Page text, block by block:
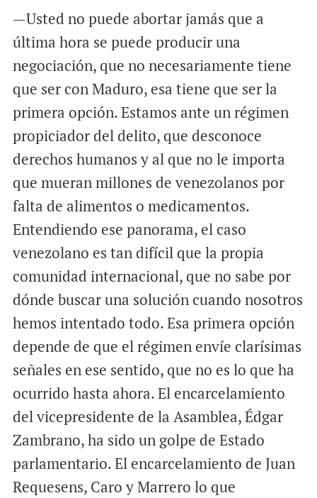
—Usted no puede abortar jamás que a
última hora se puede producir una
negociación, que no necesariamente tiene
que ser con Maduro, esa tiene que ser la
primera opción. Estamos ante un régimen
propiciador del delito, que desconoce
derechos humanos y al que no le importa
que mueran millones de venezolanos por
falta de alimentos o medicamentos.
Entendiendo ese panorama, el caso
venezolano es tan difícil que la propia
comunidad internacional, que no sabe por
dónde buscar una solución cuando nosotros
hemos intentado todo. Esa primera opción
depende de que el régimen envíe clarísimas
señales en ese sentido, que no es lo que ha
ocurrido hasta ahora. El encarcelamiento
del vicepresidente de la Asamblea, Édgar
Zambrano, ha sido un golpe de Estado
parlamentario. El encarcelamiento de Juan
Requesens, Caro y Marrero lo que